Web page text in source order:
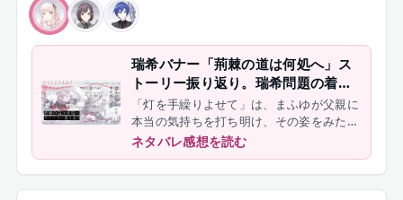
瑞希バナー「荊棘の道は何処へ」ス
トーリー振り返り。瑞希問題の着地
は「○○!!!○○○!!!!」だと思った【プ
ロセカ】
「灯を手繰りよせて」は、まふゆが父親に
本当の気持ちを打ち明け、その姿をみた瑞
希が自分自身の問題にも目を向ける契機と
なった話でした。
ネタバレ感想を読む